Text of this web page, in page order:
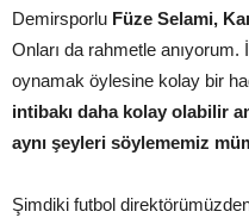
Demirsporlu Füze Selami,
Onları da rahmetle
oynamak öylesine kolay bir
intibakı daha kolay olabilir
aynı şeyleri söylememiz
Şimdiki futbol